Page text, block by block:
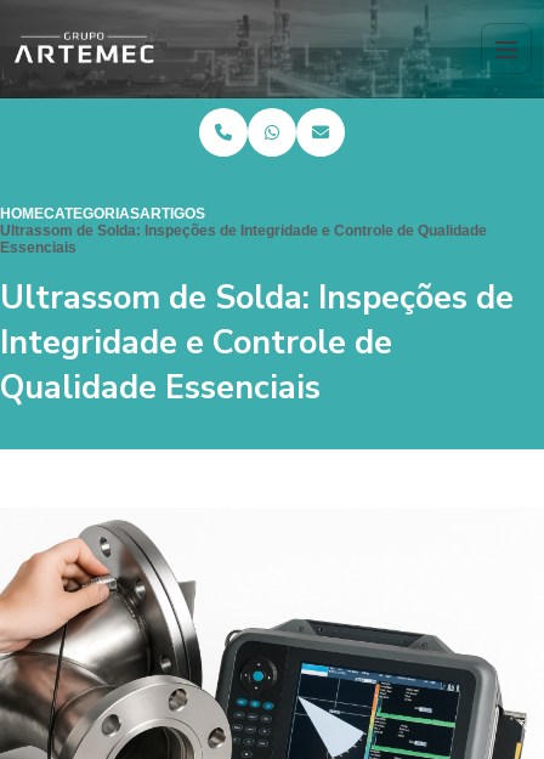
HOMECATEGORIASARTIGOS
Ultrassom de Solda: Inspeções de Integridade e Controle de Qualidade
Essenciais
Ultrassom de Solda: Inspeções de
Integridade e Controle de
Qualidade Essenciais